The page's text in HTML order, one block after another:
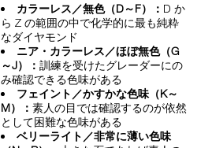
カラーレス／無色（D～F）： D か
ら Z の範囲の中で化学的に最も純粋
なダイヤモンド
ニア・カラーレス／ほぼ無色（G
～J）：訓練を受けたグレーダーにの
み確認できる色味がある
フェイント／かすかな色味（K～
M）：素人の目では確認するのが依然
として困難な色味がある
ベリーライト／非常に薄い色味